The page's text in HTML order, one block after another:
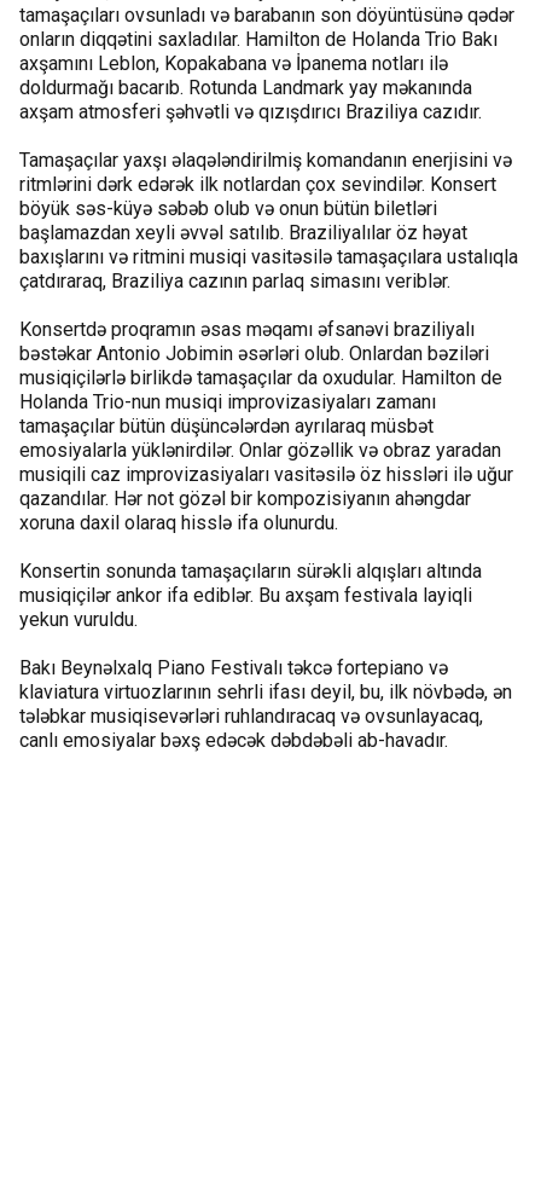
tamaşaçıları ovsunladı və barabanın son döyüntüsünə qədər
onların diqqətini saxladılar. Hamilton de Holanda Trio Bakı
axşamını Leblon, Kopakabana və İpanema notları ilə
doldurmağı bacarıb. Rotunda Landmark yay məkanında
axşam atmosferi şəhvətli və qızışdırıcı Braziliya cazıdır.
Tamaşaçılar yaxşı əlaqələndirilmiş komandanın enerjisini və
ritmlərini dərk edərək ilk notlardan çox sevindilər. Konsert
böyük səs-küyə səbəb olub və onun bütün biletləri
başlamazdan xeyli əvvəl satılıb. Braziliyalılar öz həyat
baxışlarını və ritmini musiqi vasitəsilə tamaşaçılara ustalıqla
çatdıraraq, Braziliya cazının parlaq simasını veriblər.
Konsertdə proqramın əsas məqamı əfsanəvi braziliyalı
bəstəkar Antonio Jobimin əsərləri olub. Onlardan bəziləri
musiqiçilərlə birlikdə tamaşaçılar da oxudular. Hamilton de
Holanda Trio-nun musiqi improvizasiyaları zamanı
tamaşaçılar bütün düşüncələrdən ayrılaraq müsbət
emosiyalarla yüklənirdilər. Onlar gözəllik və obraz yaradan
musiqili caz improvizasiyaları vasitəsilə öz hissləri ilə uğur
qazandılar. Hər not gözəl bir kompozisiyanın ahəngdar
xoruna daxil olaraq hisslə ifa olunurdu.
Konsertin sonunda tamaşaçıların sürəkli alqışları altında
musiqiçilər ankor ifa ediblər. Bu axşam festivala layiqli
yekun vuruldu.
Bakı Beynəlxalq Piano Festivalı təkcə fortepiano və
klaviatura virtuozlarının sehrli ifası deyil, bu, ilk növbədə, ən
tələbkar musiqisevərləri ruhlandıracaq və ovsunlayacaq,
canlı emosiyalar bəxş edəcək dəbdəbəli ab-havadır.